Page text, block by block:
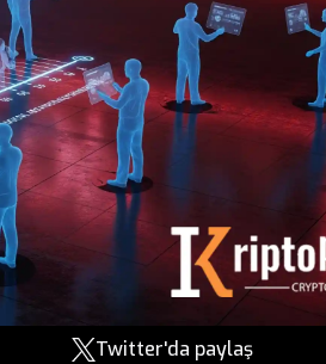
Twitter'da paylaş